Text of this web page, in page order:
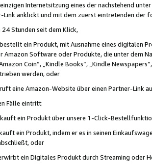
Internetsitzung eines der nachstehend
Link anklickt und mit dem zuerst eintretenden der
Stunden seit dem Klick,
ein Produkt, mit Ausnahme eines digitalen
Amazon Software oder Produkte, die unter dem
Coin“, „Kindle Books“, „Kindle
werden, oder
eine Amazon-Website über einen Partner-Link
Fälle eintritt:
ein Produkt über unsere 1-Click-
ein Produkt, indem er es in seinen
oder
ein Digitales Produkt durch Streaming oder